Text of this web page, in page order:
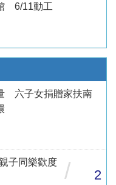
6/11動工
六子女捐贈家扶南
子同樂歡度
/ 2